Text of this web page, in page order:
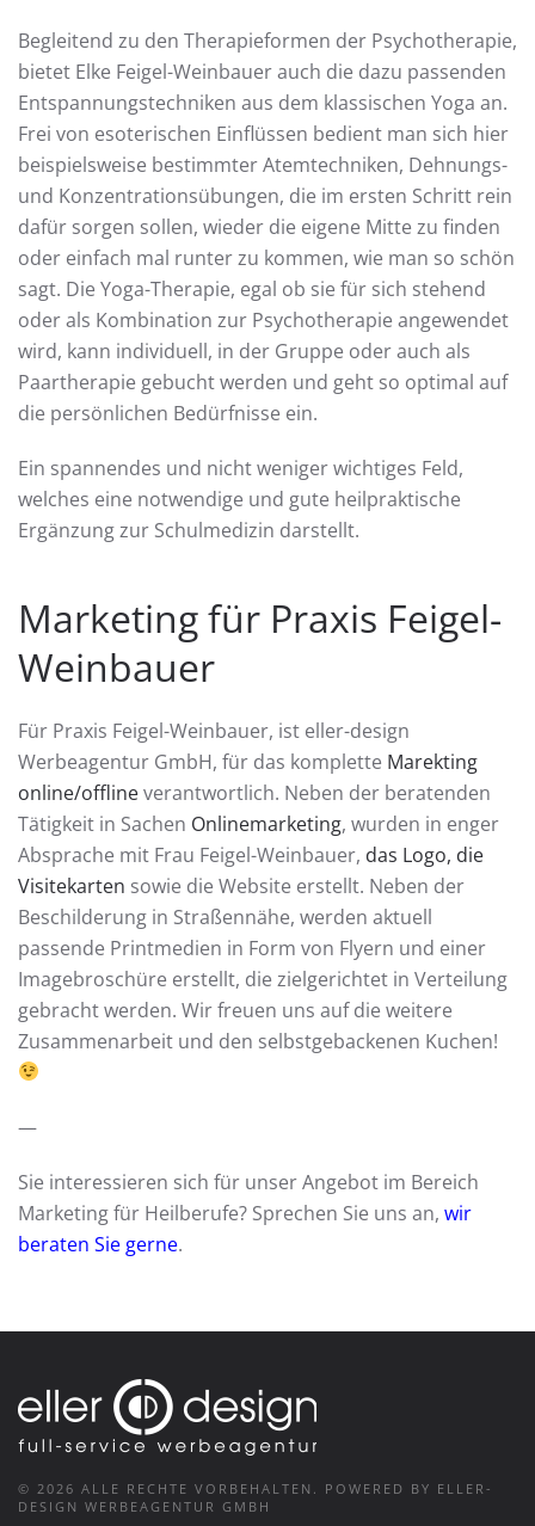
Begleitend zu den Therapieformen der Psychotherapie,
bietet Elke Feigel-Weinbauer auch die dazu passenden
Entspannungstechniken aus dem klassischen Yoga an.
Frei von esoterischen Einflüssen bedient man sich hier
beispielsweise bestimmter Atemtechniken, Dehnungs-
und Konzentrationsübungen, die im ersten Schritt rein
dafür sorgen sollen, wieder die eigene Mitte zu finden
oder einfach mal runter zu kommen, wie man so schön
sagt. Die Yoga-Therapie, egal ob sie für sich stehend
oder als Kombination zur Psychotherapie angewendet
wird, kann individuell, in der Gruppe oder auch als
Paartherapie gebucht werden und geht so optimal auf
die persönlichen Bedürfnisse ein.
Ein spannendes und nicht weniger wichtiges Feld,
welches eine notwendige und gute heilpraktische
Ergänzung zur Schulmedizin darstellt.
Marketing für Praxis Feigel-
Weinbauer
Für Praxis Feigel-Weinbauer, ist eller-design
Werbeagentur GmbH, für das komplette Marekting
online/offlineverantwortlich. Neben der beratenden
Tätigkeit in Sachen Onlinemarketing, wurden in enger
Absprache mit Frau Feigel-Weinbauer, das Logo, die
Visitekarten sowie die Website erstellt. Neben der
Beschilderung in Straßennähe, werden aktuell
passende Printmedien in Form von Flyern und einer
Imagebroschüre erstellt, die zielgerichtet in Verteilung
gebracht werden. Wir freuen uns auf die weitere
Zusammenarbeit und den selbstgebackenen Kuchen!
—
Sie interessieren sich für unser Angebot im Bereich
Marketing für Heilberufe? Sprechen Sie uns an, wir
beraten Sie gerne.
© 2026 ALLE RECHTE VORBEHALTEN. POWERED BY ELLER-
DESIGN WERBEAGENTUR GMBH